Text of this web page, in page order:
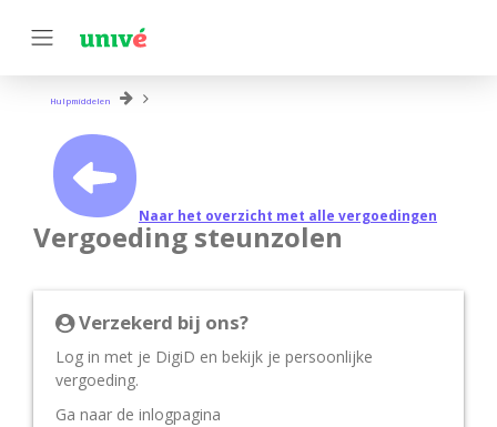
Hulpmiddelen
Naar het overzicht met alle vergoedingen
Vergoeding steunzolen
Verzekerd bij ons?
Log in met je DigiD en bekijk je persoonlijke
vergoeding.
Ga naar de inlogpagina